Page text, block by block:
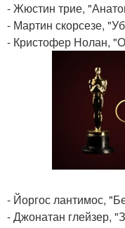
- Жюстин трие,
- Мартин скорсезе,
- Кристофер Нолан,
- Йоргос лантимос,
- Джонатан глейзер,